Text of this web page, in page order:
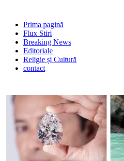
Prima pagină
Flux Stiri
Breaking News
Editoriale
Religie și Cultură
contact